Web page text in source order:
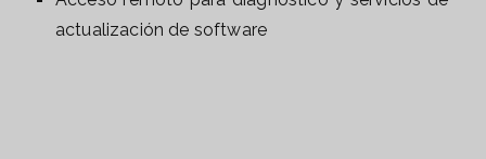
actualización de software